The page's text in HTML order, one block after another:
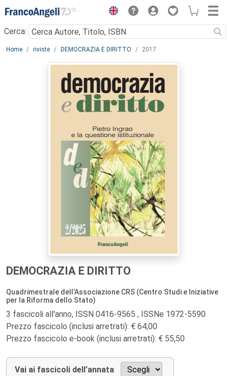
Menu
Cerca:
Main content
Home riviste DEMOCRAZIA E DIRITTO 2017
DEMOCRAZIA E DIRITTO
Quadrimestrale dell’Associazione CRS (Centro Studi e Iniziative
per la Riforma dello Stato)
3 fascicoli all'anno, ISSN 0416-9565 , ISSNe 1972-5590
Prezzo fascicolo (inclusi arretrati): € 64,00
Prezzo fascicolo e-book (inclusi arretrati): € 55,50
Vai ai fascicoli dell’annata